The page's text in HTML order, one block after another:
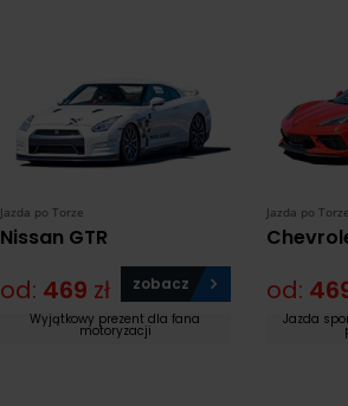
Jazda po Torze
Nissan GTR
od: 469 zł zobacz
Wyjątkowy prezent dla fana
motoryzacji
Jazda po Torze
od:
Jazda